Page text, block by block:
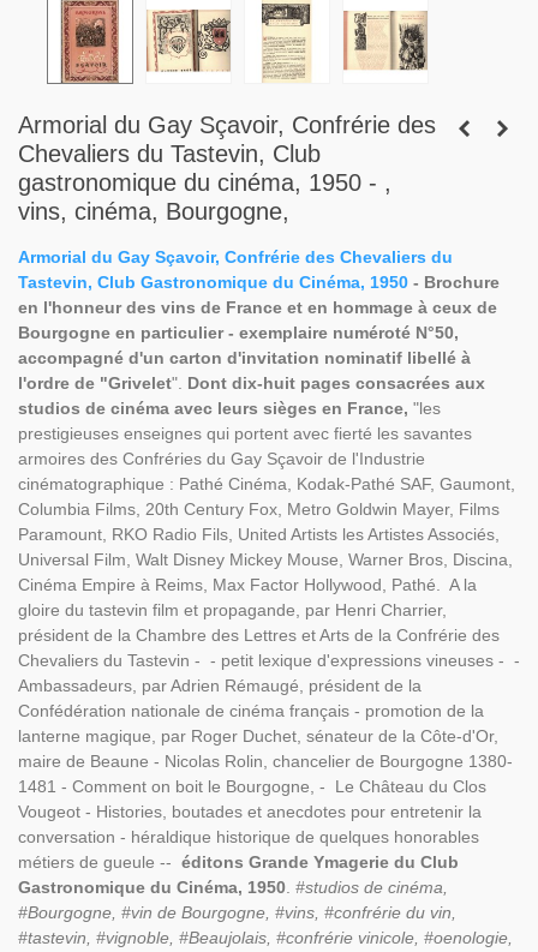
Armorial du Gay Sçavoir, Confrérie des
Chevaliers du Tastevin, Club
gastronomique du cinéma, 1950 - ,
vins, cinéma, Bourgogne,
Armorial du Gay Sçavoir, Confrérie des Chevaliers du
Tastevin, Club Gastronomique du Cinéma, 1950 - Brochure
en l'honneur des vins de France et en hommage à ceux de
Bourgogne en particulier - exemplaire numéroté N°50,
accompagné d'un carton d'invitation nominatif libellé à
l'ordre de "Grivelet". Dont dix-huit pages consacrées aux
studios de cinéma avec leurs sièges en France, "les
prestigieuses enseignes qui portent avec fierté les savantes
armoires des Confréries du Gay Sçavoir de l'Industrie
cinématographique : Pathé Cinéma, Kodak-Pathé SAF, Gaumont,
Columbia Films, 20th Century Fox, Metro Goldwin Mayer, Films
Paramount, RKO Radio Fils, United Artists les Artistes Associés,
Universal Film, Walt Disney Mickey Mouse, Warner Bros, Discina,
Cinéma Empire à Reims, Max Factor Hollywood, Pathé. A la
gloire du tastevin film et propagande, par Henri Charrier,
président de la Chambre des Lettres et Arts de la Confrérie des
Chevaliers du Tastevin - - petit lexique d'expressions vineuses - -
Ambassadeurs, par Adrien Rémaugé, président de la
Confédération nationale de cinéma français - promotion de la
lanterne magique, par Roger Duchet, sénateur de la Côte-d'Or,
maire de Beaune - Nicolas Rolin, chancelier de Bourgogne 1380-
1481 - Comment on boit le Bourgogne, - Le Château du Clos
Vougeot - Histories, boutades et anecdotes pour entretenir la
conversation - héraldique historique de quelques honorables
métiers de gueule -- éditons Grande Ymagerie du Club
Gastronomique du Cinéma, 1950 #studios de cinéma,
#Bourgogne, #vin de Bourgogne, #vins, #confrérie du vin,
#tastevin, #vignoble, #Beaujolais, #confrérie vinicole, #oenologie,